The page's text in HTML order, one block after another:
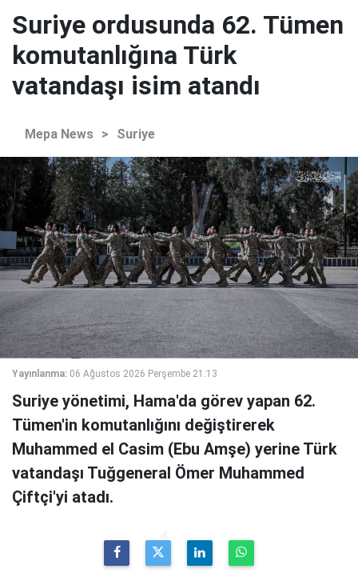
Suriye ordusunda 62. Tümen
komutanlığına Türk
vatandaşı isim atandı
Mepa News > Suriye
Yayınlanma: 06 Ağustos 2026 Perşembe 21:13
Suriye yönetimi, Hama'da görev yapan 62.
Tümen'in komutanlığını değiştirerek
Muhammed el Casim (Ebu Amşe) yerine Türk
vatandaşı Tuğgeneral Ömer Muhammed
Çiftçi'yi atadı.